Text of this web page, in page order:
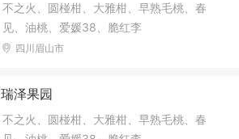
不之火、圆椪柑、大雅柑、早熟毛桃、春
见、油桃、爱媛38、脆红李
四川眉山市
瑞泽果园
不之火、圆椪柑、大雅柑、早熟毛桃、春